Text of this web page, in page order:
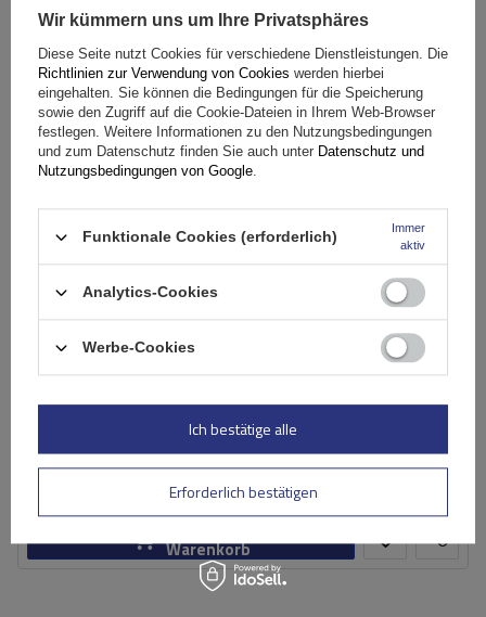
Peruzzo Firenze 2 E-Bike – Heckklappen-Fahrradträger
Maximales Fahrradgewicht:
22,5 kg
Nutzlast der Haltebügel:
45 kg
kompatibel mit Elektrofahrrädern
Aluminiumkonstruktion
179,99 €inkl. MwSt
Große Menge verfügbar Wir versenden schon am
Warenkorb
Wir kümmern uns um Ihre Privatsphäres
Diese Seite nutzt Cookies für verschiedene Dienstleistungen. Die
Richtlinien zur Verwendung von Cookies werden hierbei
eingehalten. Sie können die Bedingungen für die Speicherung
sowie den Zugriff auf die Cookie-Dateien in Ihrem Web-Browser
festlegen. Weitere Informationen zu den Nutzungsbedingungen
und zum Datenschutz finden Sie auch unter Datenschutz und
Nutzungsbedingungen von Google.
Funktionale Cookies (erforderlich)
Immer
aktiv
Analytics-Cookies
Werbe-Cookies
Erforderlich bestätigen
Ich bestätige alle